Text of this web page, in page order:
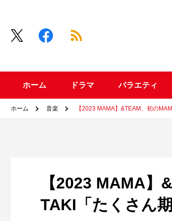
ホーム ドラマ バラエティ
ホーム 音楽 【2023 MAMA】&TEAM、初の
【2023 MAMA
TAKI「たくさん